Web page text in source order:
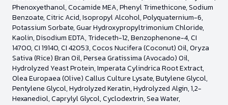
Phenoxyethanol, Cocamide MEA, Phenyl Trimethicone, Sodium
Benzoate, Citric Acid, Isopropyl Alcohol, Polyquaternium-6,
Potassium Sorbate, Guar Hydroxypropyltrimonium Chloride,
Kaolin, Disodium EDTA, Trideceth-12, Benzophenone-4, CI
14700, CI 19140, CI 42053, Cocos Nucifera (Coconut) Oil, Oryza
Sativa (Rice) Bran Oil, Persea Gratissima (Avocado) Oil,
Hydrolyzed Yeast Protein, Imperata Cylindrica Root Extract,
Olea Europaea (Olive) Callus Culture Lysate, Butylene Glycol,
Pentylene Glycol, Hydrolyzed Keratin, Hydrolyzed Algin, 1,2-
Hexanediol, Caprylyl Glycol, Cyclodextrin, Sea Water,